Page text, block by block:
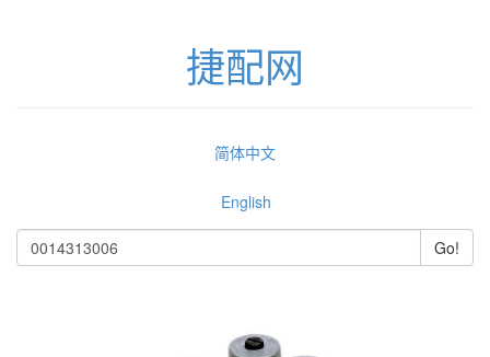
捷配网
简体中文
English